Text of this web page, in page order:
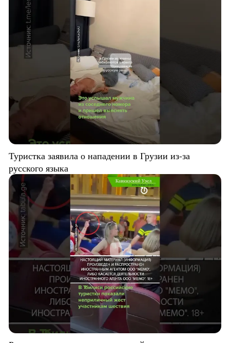
Туристка заявила о нападении в Грузии из-за
русского языка